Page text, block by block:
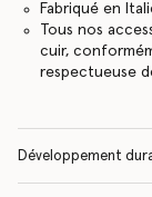
Fabriqué en
Tous nos
cuir,
respectueuse
Développement